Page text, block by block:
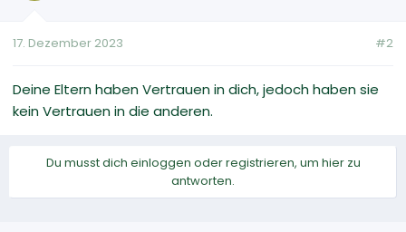
17. Dezember 2023 #2
Deine Eltern haben Vertrauen in dich, jedoch haben sie
kein Vertrauen in die anderen.
Du musst dich einloggen oder registrieren, um hier zu
antworten.